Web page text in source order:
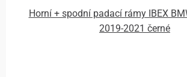
Horní + spodní padací rámy IBEX
2019-2021 černé